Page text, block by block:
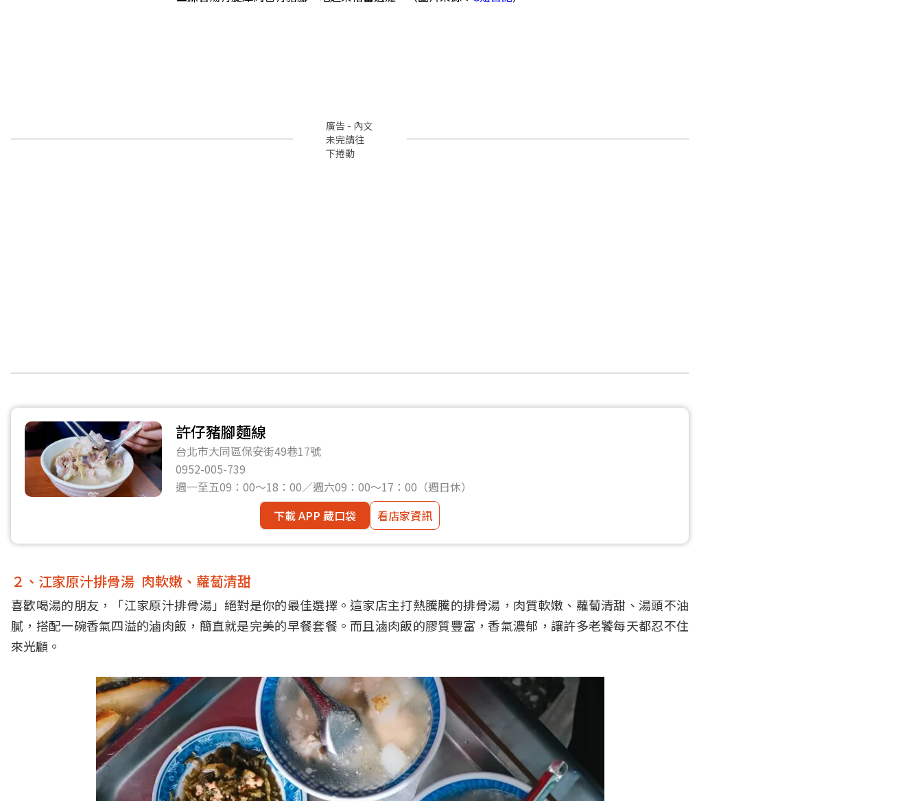
廣告 - 內文
未完請往
下捲動
許仔豬腳麵線
台北市大同區保安街49巷17號
0952-005-739
週一至五09：00～18：00／週六09：00～17：00（週日休）
下載 APP 藏口袋
看店家資訊
２、江家原汁排骨湯 肉軟嫩、蘿蔔清甜
喜歡喝湯的朋友，「江家原汁排骨湯」絕對是你的最佳選擇。這家店主打熱騰騰的排骨湯，肉質軟嫩、蘿蔔清甜、湯頭不油
膩，搭配一碗香氣四溢的滷肉飯，簡直就是完美的早餐套餐。而且滷肉飯的膠質豐富，香氣濃郁，讓許多老饕每天都忍不住
來光顧。